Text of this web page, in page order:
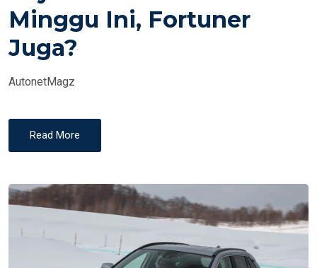
D
Minggu Ini, Fortuner
Juga?
AutonetMagz
Read More